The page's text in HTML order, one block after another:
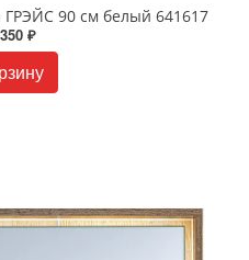
90 см белый 641617
₽